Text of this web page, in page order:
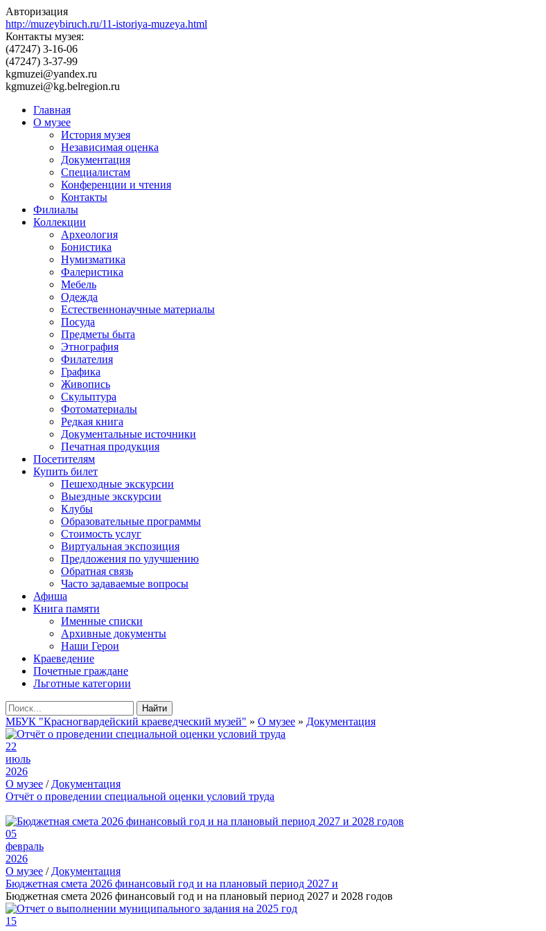
Авторизация
http://muzeybiruch.ru/11-istoriya-muzeya.html
Контакты музея:
(47247) 3-16-06
(47247) 3-37-99
kgmuzei@yandex.ru
kgmuzei@kg.belregion.ru
Главная
О музее
История музея
Независимая оценка
Документация
Специалистам
Конференции и чтения
Контакты
Филиалы
Коллекции
Археология
Бонистика
Нумизматика
Фалеристика
Мебель
Одежда
Естественнонаучные материалы
Посуда
Предметы быта
Этнография
Филателия
Графика
Живопись
Скульптура
Фотоматериалы
Редкая книга
Документальные источники
Печатная продукция
Посетителям
Купить билет
Пешеходные экскурсии
Выездные экскурсии
Клубы
Образовательные программы
Стоимость услуг
Виртуальная экспозиция
Предложения по улучшению
Обратная связь
Часто задаваемые вопросы
Афиша
Книга памяти
Именные списки
Архивные документы
Наши Герои
Краеведение
Почетные граждане
Льготные категории
Найти
МБУК "Красногвардейский краеведческий музей" » О музее » Документация
22
июль
2026
О музее / Документация
Отчёт о проведении специальной оценки условий труда
05
февраль
2026
О музее / Документация
Бюджетная смета 2026 финансовый год и на плановый период 2027 и
Бюджетная смета 2026 финансовый год и на плановый период 2027 и 2028 годов
15